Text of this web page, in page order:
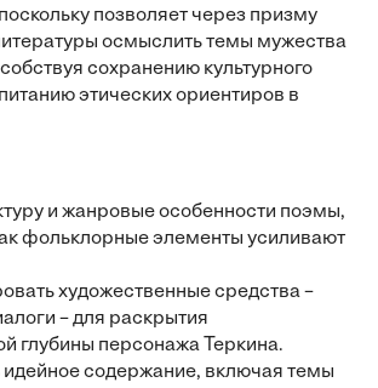
позволяет через призму
осмыслить темы мужества
сохранению культурного
этических ориентиров в
и жанровые особенности поэмы,
фольклорные элементы усиливают
художественные средства –
– для раскрытия
глубины персонажа Теркина.
идейное содержание, включая темы